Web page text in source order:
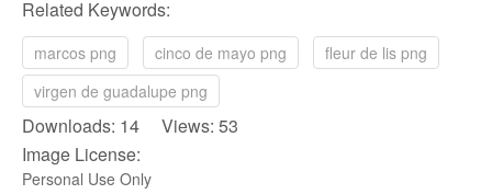
Related Keywords:
marcos png cinco de mayo png
fleur de lis png
virgen de guadalupe png
Downloads: 14 Views: 53
Image License:
Personal Use Only